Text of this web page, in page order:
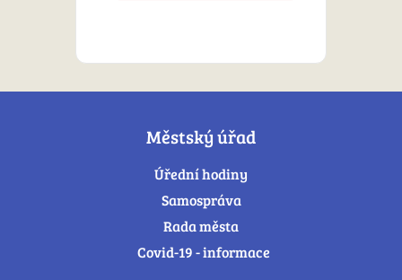
Městský úřad
Úřední hodiny
Samospráva
Rada města
Covid-19 - informace